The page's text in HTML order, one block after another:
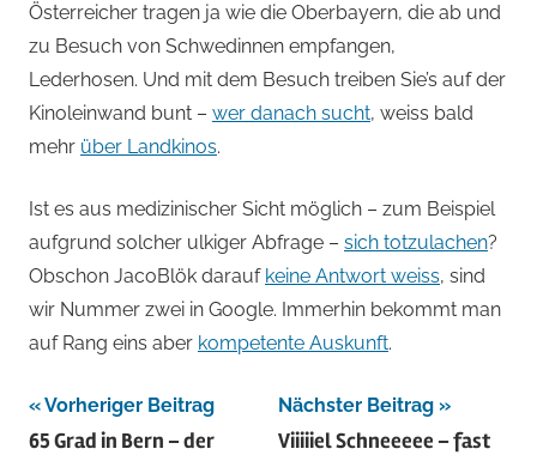
Österreicher tragen ja wie die Oberbayern, die ab und
zu Besuch von Schwedinnen empfangen,
Lederhosen. Und mit dem Besuch treiben Sie’s auf der
Kinoleinwand bunt – wer danach sucht, weiss bald
mehr über Landkinos.
Ist es aus medizinischer Sicht möglich – zum Beispiel
aufgrund solcher ulkiger Abfrage – sich totzulachen?
Obschon JacoBlök darauf keine Antwort weiss, sind
wir Nummer zwei in Google. Immerhin bekommt man
auf Rang eins aber kompetente Auskunft.
Beitragsnavigation
Vorheriger Beitrag
65 Grad in Bern – der
Nächster Beitrag
Viiiiiel Schneeeee – fast